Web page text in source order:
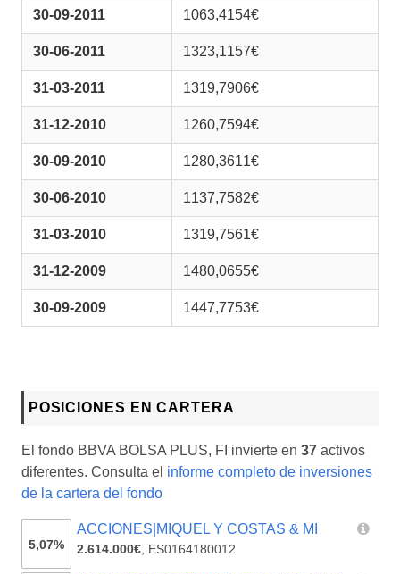
30-09-2011 1063,4154€
30-06-2011 1323,1157€
31-03-2011 1319,7906€
31-12-2010 1260,7594€
30-09-2010 1280,3611€
30-06-2010 1137,7582€
31-03-2010 1319,7561€
31-12-2009 1480,0655€
30-09-2009 1447,7753€
POSICIONES EN CARTERA
El fondo BBVA BOLSA PLUS, FI invierte en 37 activos
diferentes. Consulta el informe completo de inversiones
de la cartera del fondo
5,07%
ACCIONES|MIQUEL Y COSTAS & MI
2.614.000€, ES0164180012